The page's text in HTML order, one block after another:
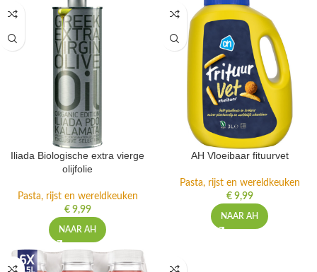
Iliada Biologische extra vierge
olijfolie
Pasta, rijst en wereldkeuken
€9,99
NAAR AH
AH Vloeibaar fituurvet
Pasta, rijst en wereldkeuken
€9,99
NAAR AH